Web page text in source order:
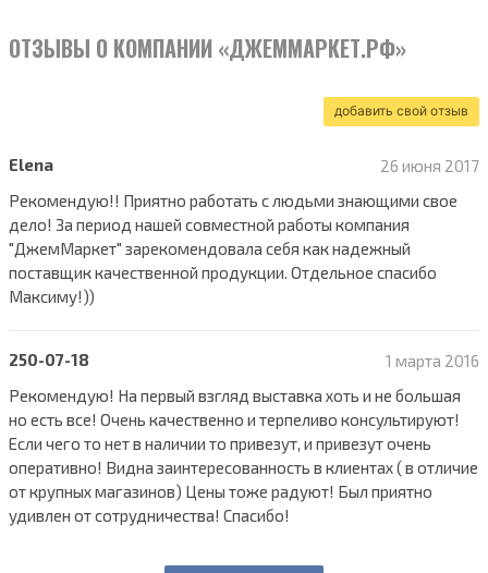
ОТЗЫВЫ О КОМПАНИИ «ДЖЕММАРКЕТ.РФ»
добавить свой отзыв
Elena
26 июня 2017
Рекомендую!! Приятно работать с людьми знающими свое
дело! За период нашей совместной работы компания
"ДжемМаркет" зарекомендовала себя как надежный
поставщик качественной продукции. Отдельное спасибо
Максиму!))
250-07-18
1 марта 2016
Рекомендую! На первый взгляд выставка хоть и не большая
но есть все! Очень качественно и терпеливо консультируют!
Если чего то нет в наличии то привезут, и привезут очень
оперативно! Видна заинтересованность в клиентах ( в отличие
от крупных магазинов) Цены тоже радуют! Был приятно
удивлен от сотрудничества! Спасибо!